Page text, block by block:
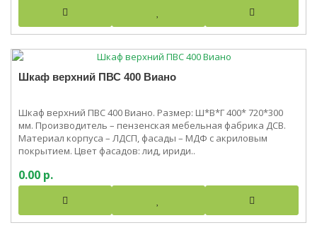
Шкаф верхний ПВС 400 Виано
Шкаф верхний ПВС 400 Виано. Размер: Ш*В*Г 400* 720*300
мм. Производитель – пензенская мебельная фабрика ДСВ.
Материал корпуса – ЛДСП, фасады – МДФ с акриловым
покрытием. Цвет фасадов: лид, ириди..
0.00 р.